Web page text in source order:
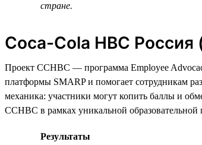
стране.
Coca-Cola HBC Россия
Проект CCHBC — программа Employee
платформы SMARP и помогает сотрудникам
механика: участники могут копить баллы и
CCHBC в рамках уникальной образовательной
Результаты